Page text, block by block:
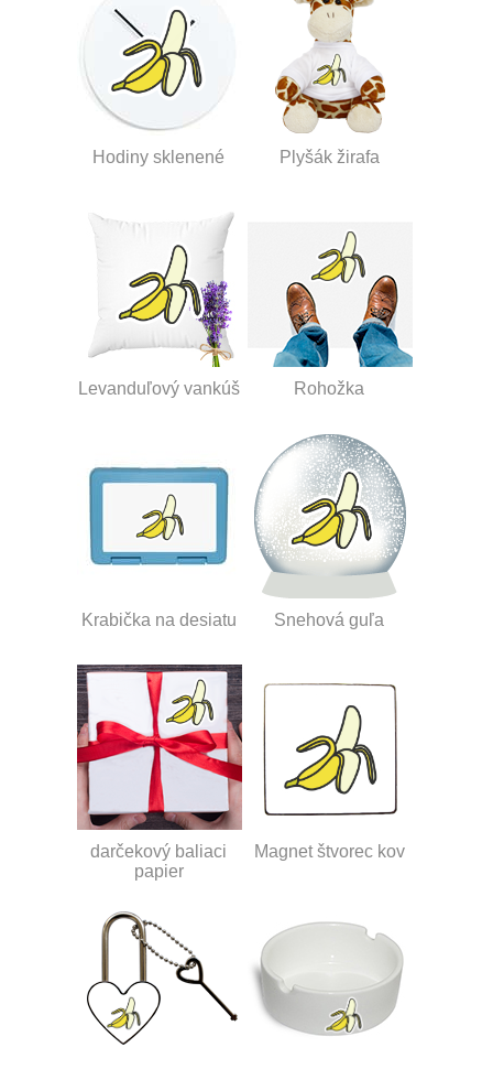
Hodiny sklenené Plyšák žirafa
Levanduľový vankúš Rohožka
Krabička na desiatu Snehová guľa
darčekový baliaci
papier
Magnet štvorec kov